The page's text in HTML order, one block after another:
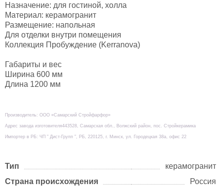
Назначение: для гостиной, холла
Материал: керамогранит
Размещение: напольная
Для отделки внутри помещения
Коллекция Пробуждение (Kerranova)
Габариты и вес
Ширина 600 мм
Длина 1200 мм
Производитель: ООО «Самарский Стройфарфор»
Адрес завода изготовителя443528, Самарская обл., Волжский район, пос. Стройкерамика
Импортер в РБ: ЧП " Дист-Групп ", РБ, 220125, г. Минск, ул. Городецкая 38а, офис 22
Тип
керамогранит
Страна происхождения
Россия